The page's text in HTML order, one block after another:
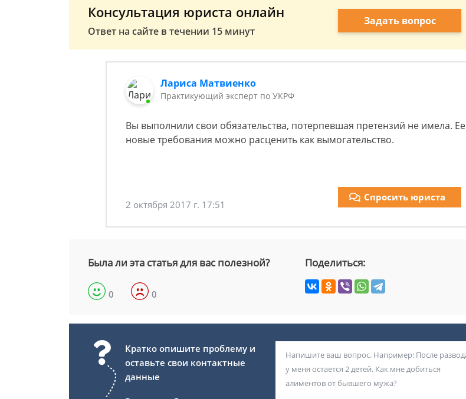
Консультация юриста онлайн
Ответ на сайте в течении 15 минут
Задать вопрос
Лариса Матвиенко
Практикующий эксперт по УКРФ
Вы выполнили свои обязательства, потерпевшая претензий не имела. Ее
новые требования можно расценить как вымогательство.
2 октября 2017 г. 17:51
Спросить юриста
Была ли эта статья для вас полезной?
0 0
Поделиться:
Кратко опишите проблему и
оставьте свои контактные
данные